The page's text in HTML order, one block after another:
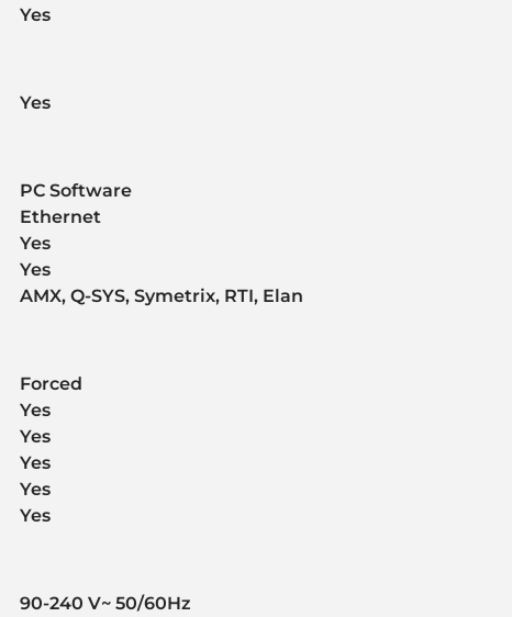
Yes
Yes
PC Software
Ethernet
Yes
Yes
AMX, Q-SYS, Symetrix, RTI, Elan
Forced
Yes
Yes
Yes
Yes
Yes
90-240 V~ 50/60Hz